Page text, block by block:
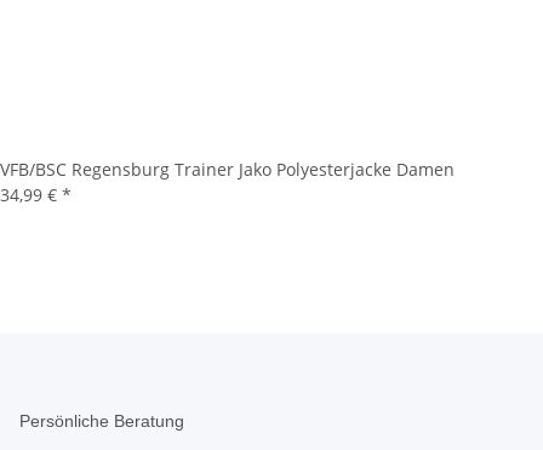
VFB/BSC Regensburg Trainer Jako Polyesterjacke Damen
34,99 € *
Persönliche Beratung